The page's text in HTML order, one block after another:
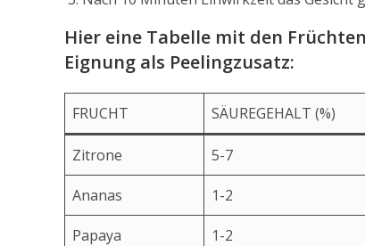
Hier eine Tabelle mit den
Eignung als Peelingzusatz:
FRUCHT SÄUREGEHALT (%)
Zitrone 5-7
Ananas 1-2
Papaya 1-2